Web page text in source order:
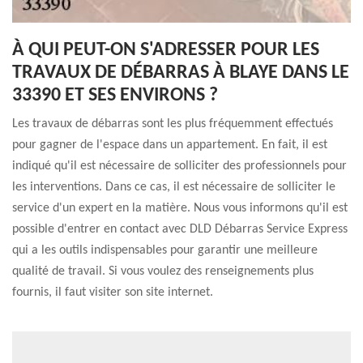
À QUI PEUT-ON S'ADRESSER POUR LES
TRAVAUX DE DÉBARRAS À BLAYE DANS LE
33390 ET SES ENVIRONS ?
Les travaux de débarras sont les plus fréquemment effectués
pour gagner de l'espace dans un appartement. En fait, il est
indiqué qu'il est nécessaire de solliciter des professionnels pour
les interventions. Dans ce cas, il est nécessaire de solliciter le
service d'un expert en la matière. Nous vous informons qu'il est
possible d'entrer en contact avec DLD Débarras Service Express
qui a les outils indispensables pour garantir une meilleure
qualité de travail. Si vous voulez des renseignements plus
fournis, il faut visiter son site internet.